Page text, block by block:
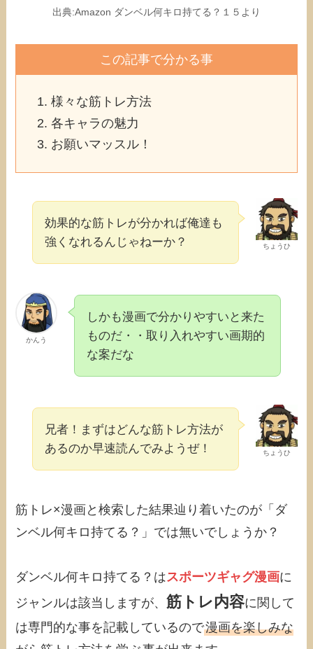
出典:Amazon ダンベル何キロ持てる？１５より
この記事で分かる事
様々な筋トレ方法
各キャラの魅力
お願いマッスル！
ちょうひ
効果的な筋トレが分かれば俺達も
強くなれるんじゃねーか？
かんう
しかも漫画で分かりやすいと来た
ものだ・・取り入れやすい画期的
な案だな
ちょうひ
兄者！まずはどんな筋トレ方法が
あるのか早速読んでみようぜ！
筋トレ×漫画と検索した結果辿り着いたのが「ダ
ンベル何キロ持てる？」では無いでしょうか？
ダンベル何キロ持てる？はスポーツギャグ漫画に
ジャンルは該当しますが、筋トレ内容に関して
は専門的な事を記載しているので漫画を楽しみな